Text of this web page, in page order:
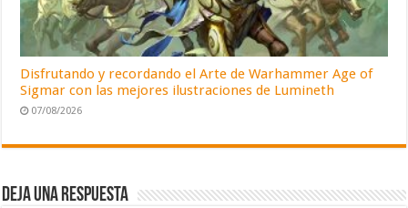
Disfrutando y recordando el Arte de Warhammer Age of
Sigmar con las mejores ilustraciones de Lumineth
07/08/2026
Deja una respuesta